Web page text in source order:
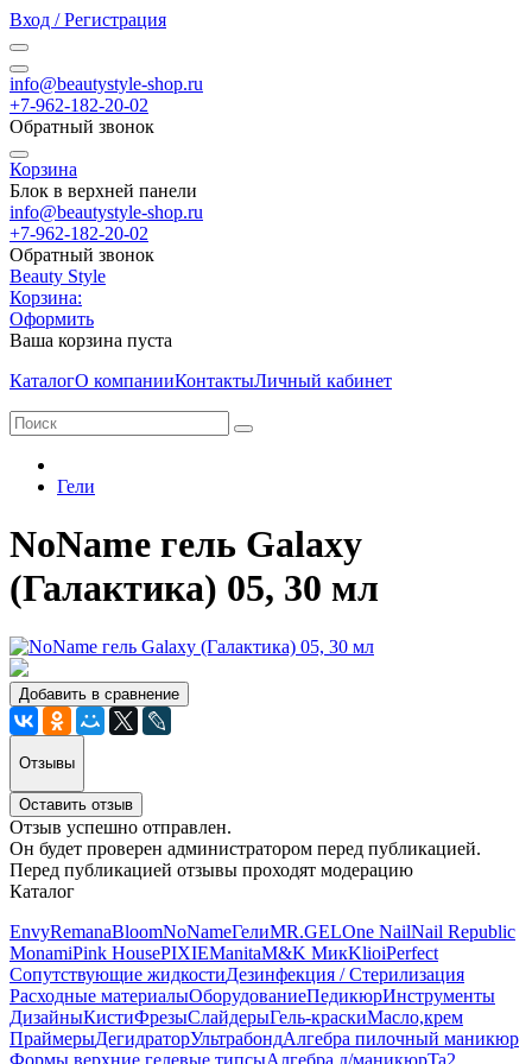
Вход / Регистрация
info@beautystyle-shop.ru
+7-962-182-20-02
Обратный звонок
Корзина
Блок в верхней панели
info@beautystyle-shop.ru
+7-962-182-20-02
Обратный звонок
Beauty Style
Корзина:
Оформить
Ваша корзина пуста
КаталогО компанииКонтактыЛичный кабинет
Гели
NoName гель Galaxy
(Галактика) 05, 30 мл
Добавить в сравнение
Отзывы
Оставить отзыв
Отзыв успешно отправлен.
Он будет проверен администратором перед публикацией.
Перед публикацией отзывы проходят модерацию
Каталог
EnvyRemanaBloomNoNameГелиMR.GELOne NailNail Republic
MonamiPink HousePIXIEManitaM&K МикKlioiPerfect
Сопутствующие жидкостиДезинфекция / Стерилизация
Расходные материалыОборудованиеПедикюрИнструменты
ДизайныКистиФрезыСлайдерыГель-краскиМасло,крем
ПраймерыДегидраторУльтрабондАлгебра пилочный маникюр
Формы верхние,гелевые типсыАлгебра д/маникюрTa2